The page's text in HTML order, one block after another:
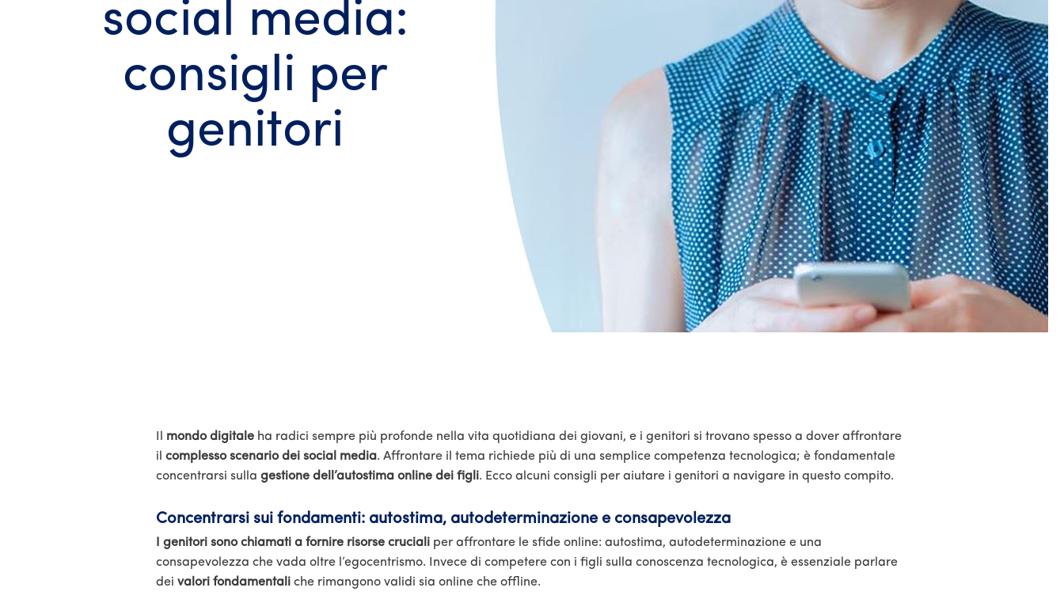
social media:
consigli per
genitori
mondo digitale ha radici sempre più profonde nella vita quotidiana dei giovani, e i genitori si trovano spesso a dover affrontare
il complesso scenario dei social media. Affrontare il tema richiede più di una semplice competenza tecnologica; è fondamentale
concentrarsi sulla gestione dell’autostima online dei figli. Ecco alcuni consigli per aiutare i genitori a navigare in questo compito.
Concentrarsi sui fondamenti: autostima, autodeterminazione e consapevolezza
I genitori sono chiamati a fornire risorse cruciali per affrontare le sfide online: autostima, autodeterminazione e una
consapevolezza che vada oltre l’egocentrismo. Invece di competere con i figli sulla conoscenza tecnologica, è essenziale parlare
dei valori fondamentali che rimangono validi sia online che offline.